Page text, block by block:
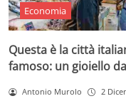
Economia
Questa è la città
famoso: un gioiello
Antonio Murolo 2